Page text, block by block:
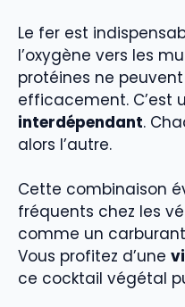
Le fer est
l’oxygène vers les
protéines ne
efficacement. C’est
interdépendant.
alors l’autre.
Cette combinaison
fréquents chez les
comme un
Vous profitez d’une
ce cocktail végétal